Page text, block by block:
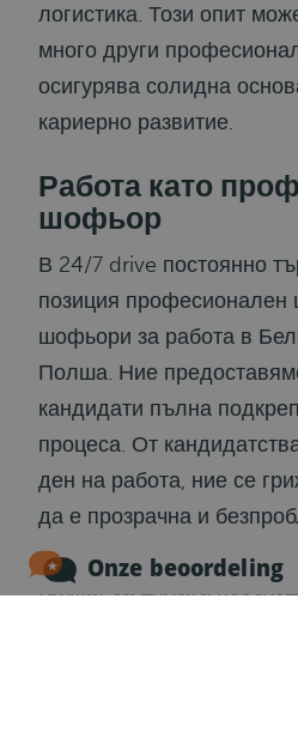
логистика. Този опит
много други
осигурява солидна
кариерно развитие.
Работа като
шофьор
В 24/7 drive постоянно
позиция
шофьори за работа в
Полша. Ние
кандидати пълна
процеса. От
ден на работа, ние се
да е прозрачна и
специалисти по подбор
грижат за цялата